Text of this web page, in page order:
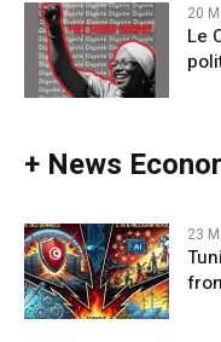
20
Le
+ News
23